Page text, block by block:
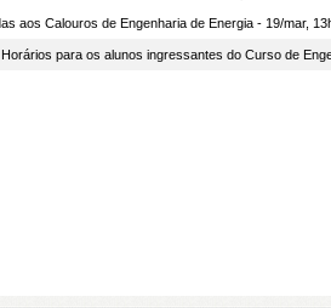
aos Calouros de Engenharia de Energia - 19/mar,
para os alunos ingressantes do Curso de